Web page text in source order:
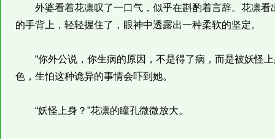
外婆看着花凛叹了一口气，似乎在斟酌着言辞。花凛看
的手背上，轻轻握住了，眼神中透露出一种柔软的坚定。
“你外公说，你生病的原因，不是得了病，而是被妖怪上
色，生怕这种诡异的事情会吓到她。
“妖怪上身？”花凛的瞳孔微微放大。